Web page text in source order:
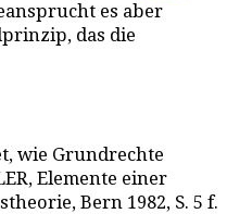
es aber
das die
wie Grundrechte
Elemente einer
Bern 1982, S. 5 f.